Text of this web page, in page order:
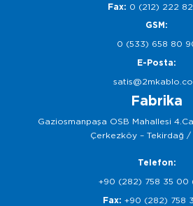
Fax: 0 (212) 222
GSM:
0 (533) 658 80
E-Posta:
Fabrika
Gaziosmanpaşa OSB Mahallesi
Çerkezköy – Tekirdağ /
Telefon:
+90 (282) 758 35 00
Fax: +90 (282) 758